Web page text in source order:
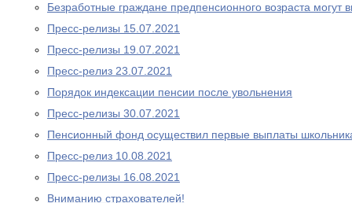
Безработные граждане предпенсионного возраста
Пресс-релизы 15.07.2021
Пресс-релизы 19.07.2021
Пресс-релиз 23.07.2021
Порядок индексации пенсии после увольнения
Пресс-релизы 30.07.2021
Пенсионный фонд осуществил первые выплаты
Пресс-релиз 10.08.2021
Пресс-релизы 16.08.2021
Вниманию страхователей!